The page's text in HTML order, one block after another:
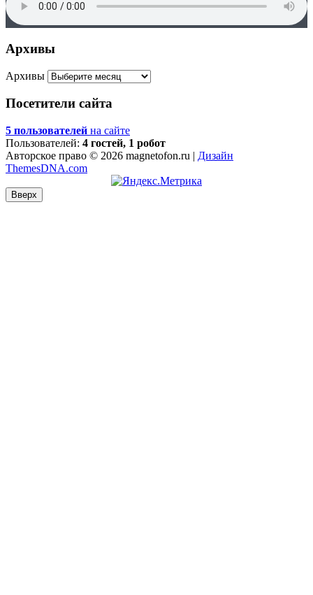
Архивы
Архивы
Посетители сайта
5 пользователей на сайте
Пользователей: 4 гостей, 1 робот
Авторское право © 2026 magnetofon.ru | Дизайн
ThemesDNA.com
Вверх